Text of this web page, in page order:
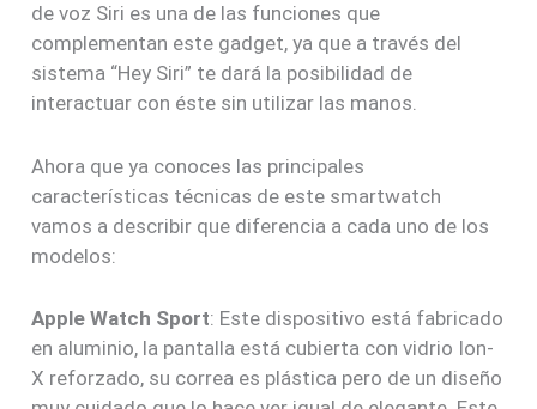
de voz Siri es una de las funciones que
complementan este gadget, ya que a través del
sistema “Hey Siri” te dará la posibilidad de
interactuar con éste sin utilizar las manos.
Ahora que ya conoces las principales
características técnicas de este smartwatch
vamos a describir que diferencia a cada uno de los
modelos:
Apple Watch Sport: Este dispositivo está fabricado
en aluminio, la pantalla está cubierta con vidrio Ion-
X reforzado, su correa es plástica pero de un diseño